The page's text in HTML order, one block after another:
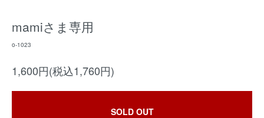
mamiさま専用
o-1023
1,600円(税込1,760円)
SOLD OUT